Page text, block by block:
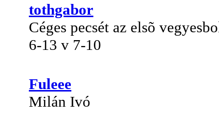
tothgabor
Céges pecsét az elsõ
6-13 v 7-10
Fuleee
Milán Ivó